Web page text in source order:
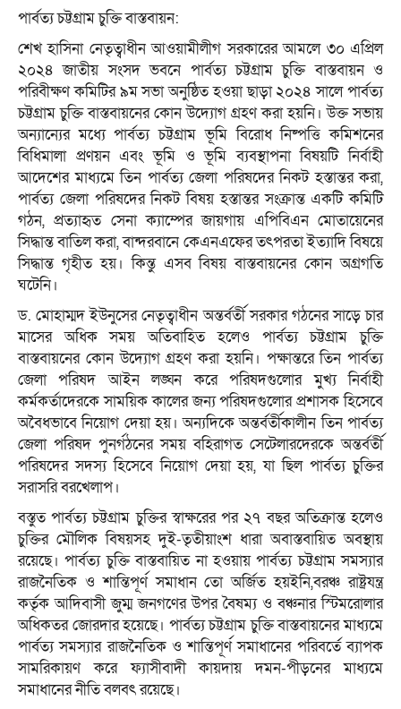
পার্বত্য চট্টগ্রাম চুক্তি বাস্তবায়ন:
শেখ হাসিনা নেতৃত্বাধীন আওয়ামীলীগ সরকারের আমলে ৩০ এপ্রিল
২০২৪ জাতীয় সংসদ ভবনে পার্বত্য চট্টগ্রাম চুক্তি বাস্তবায়ন ও
পরিবীক্ষণ কমিটির ৯ম সভা অনুষ্ঠিত হওয়া ছাড়া ২০২৪ সালে পার্বত্য
চট্টগ্রাম চুক্তি বাস্তবায়নের কোন উদ্যোগ গ্রহণ করা হয়নি। উক্ত সভায়
অন্যান্যের মধ্যে পার্বত্য চট্টগ্রাম ভূমি বিরোধ নিষ্পত্তি কমিশনের
বিধিমালা প্রণয়ন এবং ভূমি ও ভূমি ব্যবস্থাপনা বিষয়টি নির্বাহী
আদেশের মাধ্যমে তিন পার্বত্য জেলা পরিষদের নিকট হস্তান্তর করা,
পার্বত্য জেলা পরিষদের নিকট বিষয় হস্তান্তর সংক্রান্ত একটি কমিটি
গঠন, প্রত্যাহৃত সেনা ক্যাম্পের জায়গায় এপিবিএন মোতায়েনের
সিদ্ধান্ত বাতিল করা, বান্দরবানে কেএনএফের তৎপরতা ইত্যাদি বিষয়ে
সিদ্ধান্ত গৃহীত হয়। কিন্তু এসব বিষয় বাস্তবায়নের কোন অগ্রগতি
ঘটেনি।
ড. মোহাম্মদ ইউনুসের নেতৃত্বাধীন অন্তর্বর্তী সরকার গঠনের সাড়ে চার
মাসের অধিক সময় অতিবাহিত হলেও পার্বত্য চট্টগ্রাম চুক্তি
বাস্তবায়নের কোন উদ্যোগ গ্রহণ করা হয়নি। পক্ষান্তরে তিন পার্বত্য
জেলা পরিষদ আইন লঙ্ঘন করে পরিষদগুলোর মুখ্য নির্বাহী
কর্মকর্তাদেরকে সাময়িক কালের জন্য পরিষদগুলোর প্রশাসক হিসেবে
অবৈধভাবে নিয়োগ দেয়া হয়। অন্যদিকে অন্তর্বর্তীকালীন তিন পার্বত্য
জেলা পরিষদ পুনর্গঠনের সময় বহিরাগত সেটেলারদেরকে অন্তর্বর্তী
পরিষদের সদস্য হিসেবে নিয়োগ দেয়া হয়, যা ছিল পার্বত্য চুক্তির
সরাসরি বরখেলাপ।
বস্তুত পার্বত্য চট্টগ্রাম চুক্তির স্বাক্ষরের পর ২৭ বছর অতিক্রান্ত হলেও
চুক্তির মৌলিক বিষয়সহ দুই-তৃতীয়াংশ ধারা অবাস্তবায়িত অবস্থায়
রয়েছে। পার্বত্য চুক্তি বাস্তবায়িত না হওয়ায় পার্বত্য চট্টগ্রাম সমস্যার
রাজনৈতিক ও শান্তিপূর্ণ সমাধান তো অর্জিত হয়ইনি,বরঞ্চ রাষ্ট্রযন্ত্র
কর্তৃক আদিবাসী জুম্ম জনগণের উপর বৈষম্য ও বঞ্চনার স্টিমরোলার
অধিকতর জোরদার হয়েছে। পার্বত্য চট্টগ্রাম চুক্তি বাস্তবায়নের মাধ্যমে
পার্বত্য সমস্যার রাজনৈতিক ও শান্তিপূর্ণ সমাধানের পরিবর্তে ব্যাপক
সামরিকায়ণ করে ফ্যাসীবাদী কায়দায় দমন-পীড়নের মাধ্যমে
সমাধানের নীতি বলবৎ রয়েছে।